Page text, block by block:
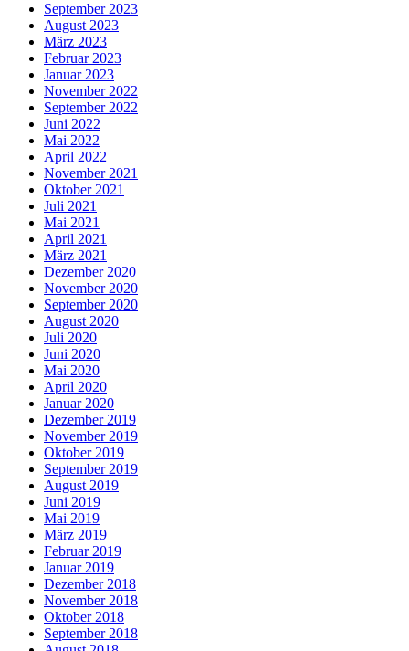
September 2023
August 2023
März 2023
Februar 2023
Januar 2023
November 2022
September 2022
Juni 2022
Mai 2022
April 2022
November 2021
Oktober 2021
Juli 2021
Mai 2021
April 2021
März 2021
Dezember 2020
November 2020
September 2020
August 2020
Juli 2020
Juni 2020
Mai 2020
April 2020
Januar 2020
Dezember 2019
November 2019
Oktober 2019
September 2019
August 2019
Juni 2019
Mai 2019
März 2019
Februar 2019
Januar 2019
Dezember 2018
November 2018
Oktober 2018
September 2018